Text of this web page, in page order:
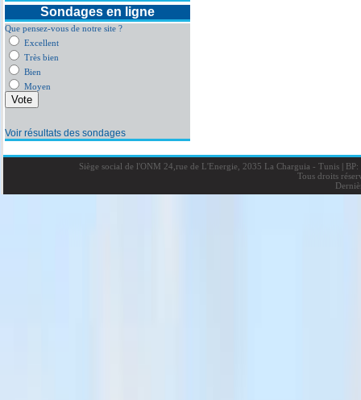
Sondages en ligne
Que pensez-vous de notre site ?
Excellent
Très bien
Bien
Moyen
Voir résultats des sondages
Siège social de l'ONM 24,rue de L'Energie, 2035 La Charguia - Tunis |BP:
Tous droits